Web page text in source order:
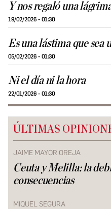
Y nos regaló una
19/02/2026 - 01:30
Es una lástima que sea
05/02/2026 - 01:30
Ni el día ni la hora
22/01/2026 - 01:30
ÚLTIMAS
JAIME MAYOR OREJA
Ceuta y Melilla: la
consecuencias
MIQUEL SEGURA